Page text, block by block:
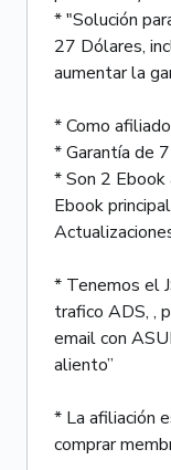
* "Solución
27 Dólares,
aumentar la
* Como
* Garantía de
* Son 2
Ebook
* Tenemos el
trafico ADS, ,
email con
aliento”
* La afiliación
comprar